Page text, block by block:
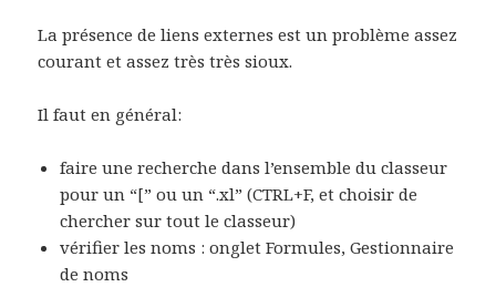
La présence de liens externes est un problème assez
courant et assez très très sioux.
Il faut en général:
faire une recherche dans l’ensemble du classeur
pour un “[” ou un “.xl” (CTRL+F, et choisir de
chercher sur tout le classeur)
vérifier les noms : onglet Formules, Gestionnaire
de noms